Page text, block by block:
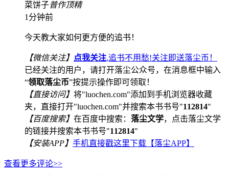
菜饼子普作顶精
1分钟前
今天教大家如何更方便的追书！
【微信关注】 点我关注,追书不用愁!关注即送落尘币！
已经关注的用户，请打开落尘公众号，在消息框中输入
“领取落尘币”按提示操作即可领取！
【直接访问】 将"luochen.com"添加到手机浏览器收藏
夹，直接打开"luochen.com"并搜索本书书号"112814"
【百度搜索】 在百度中搜索： 落尘文学，点击落尘文学
的链接并搜索本书书号"112814"
【安装APP】 手机直接戳这里下载【落尘APP】
查看更多评论>>